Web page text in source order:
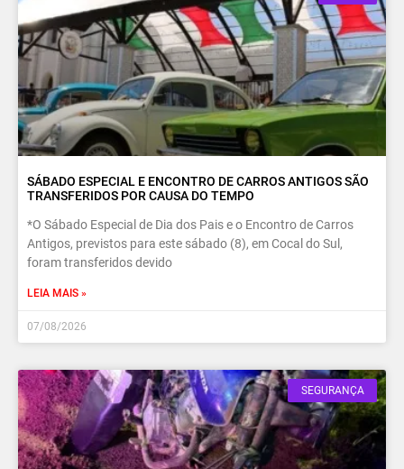
SÁBADO ESPECIAL E ENCONTRO DE CARROS ANTIGOS SÃO
TRANSFERIDOS POR CAUSA DO TEMPO
*O Sábado Especial de Dia dos Pais e o Encontro de Carros
Antigos, previstos para este sábado (8), em Cocal do Sul,
foram transferidos devido
LEIA MAIS »
07/08/2026
SEGURANÇA